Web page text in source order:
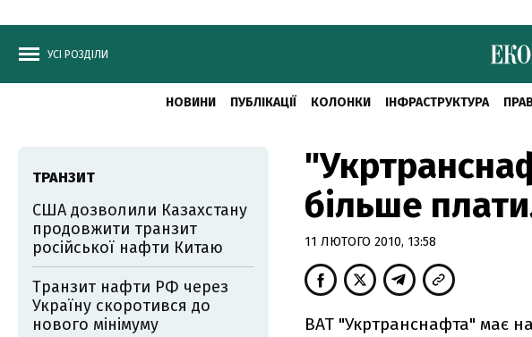
УСІ РОЗДІЛИ
НОВИНИ ПУБЛІКАЦІЇ КОЛОНКИ ІНФРАСТРУКТУРА
більше
11 ЛЮТОГО 2010, 13:58
ВАТ "Укртранснафта" має
ТРАНЗИТ
США дозволили Казахстану
продовжити транзит
російської нафти Китаю
Транзит нафти РФ через
Україну скоротився до
нового мінімуму